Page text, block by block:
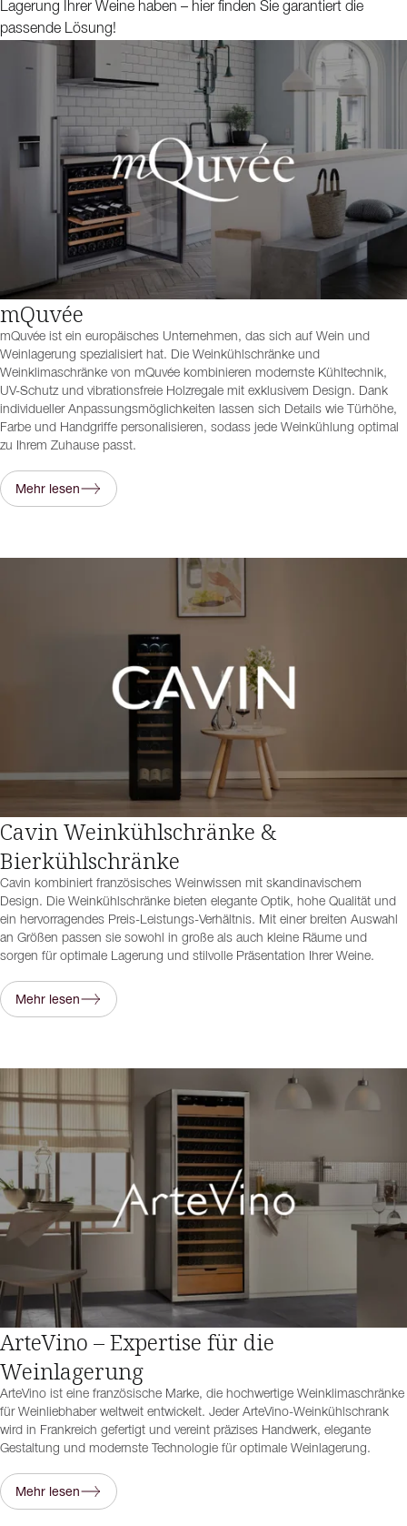
Lagerung Ihrer Weine haben – hier finden Sie garantiert die
passende Lösung!
mQuvée
mQuvée ist ein europäisches Unternehmen, das sich auf Wein und
Weinlagerung spezialisiert hat. Die Weinkühlschränke und
Weinklimaschränke von mQuvée kombinieren modernste Kühltechnik,
UV-Schutz und vibrationsfreie Holzregale mit exklusivem Design. Dank
individueller Anpassungsmöglichkeiten lassen sich Details wie Türhöhe,
Farbe und Handgriffe personalisieren, sodass jede Weinkühlung optimal
zu Ihrem Zuhause passt.
Mehr lesen
Cavin Weinkühlschränke &
Bierkühlschränke
Cavin kombiniert französisches Weinwissen mit skandinavischem
Design. Die Weinkühlschränke bieten elegante Optik, hohe Qualität und
ein hervorragendes Preis-Leistungs-Verhältnis. Mit einer breiten Auswahl
an Größen passen sie sowohl in große als auch kleine Räume und
sorgen für optimale Lagerung und stilvolle Präsentation Ihrer Weine.
Mehr lesen
ArteVino – Expertise für die
Weinlagerung
ArteVino ist eine französische Marke, die hochwertige Weinklimaschränke
für Weinliebhaber weltweit entwickelt. Jeder ArteVino-Weinkühlschrank
wird in Frankreich gefertigt und vereint präzises Handwerk, elegante
Gestaltung und modernste Technologie für optimale Weinlagerung.
Mehr lesen